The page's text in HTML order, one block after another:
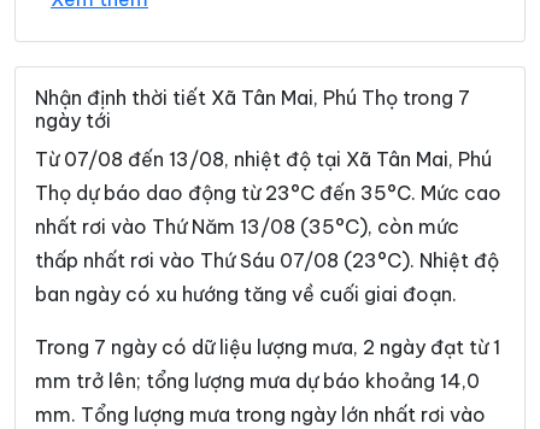
Xã Cẩm Khê Xã Cao Dương
Xã Cao Phong Xã Cao Sơn
Xã Chân Mộng
Xã Chí Tiên Xã Cự Đồng
Xã Đà Bắc Xã Đại Đình
Xã Đại Đồng Xã Dân Chủ
Xã Đào Xá Xã Đoan Hùng
Xã Đồng Lương Xã Đông Thành
Nhận định thời tiết Xã Tân Mai, Phú Thọ trong 7
ngày tới
Từ 07/08 đến 13/08, nhiệt độ tại Xã Tân Mai, Phú
Thọ dự báo dao động từ 23°C đến 35°C. Mức cao
nhất rơi vào Thứ Năm 13/08 (35°C), còn mức
thấp nhất rơi vào Thứ Sáu 07/08 (23°C). Nhiệt độ
ban ngày có xu hướng tăng về cuối giai đoạn.
Trong 7 ngày có dữ liệu lượng mưa, 2 ngày đạt từ 1
mm trở lên; tổng lượng mưa dự báo khoảng 14,0
mm. Tổng lượng mưa trong ngày lớn nhất rơi vào